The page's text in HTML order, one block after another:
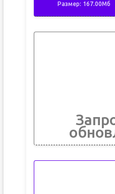
Размер: 167.00Мб